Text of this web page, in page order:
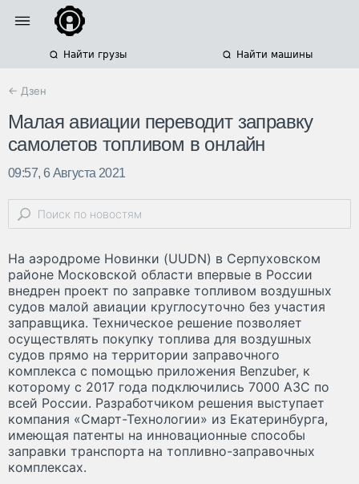
Найти грузы Найти машины
← Дзен
Малая авиации переводит заправку
самолетов топливом в онлайн
09:57, 6 Августа 2021
На аэродроме Новинки (UUDN) в Серпуховском
районе Московской области впервые в России
внедрен проект по заправке топливом воздушных
судов малой авиации круглосуточно без участия
заправщика. Техническое решение позволяет
осуществлять покупку топлива для воздушных
судов прямо на территории заправочного
комплекса с помощью приложения Benzuber, к
которому с 2017 года подключились 7000 АЗС по
всей России. Разработчиком решения выступает
компания «Смарт-Технологии» из Екатеринбурга,
имеющая патенты на инновационные способы
заправки транспорта на топливно-заправочных
комплексах.